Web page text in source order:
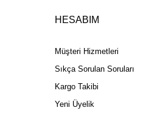
HESABIM
Müşteri Hizmetleri
Sıkça Sorulan Soruları
Kargo Takibi
Yeni Üyelik